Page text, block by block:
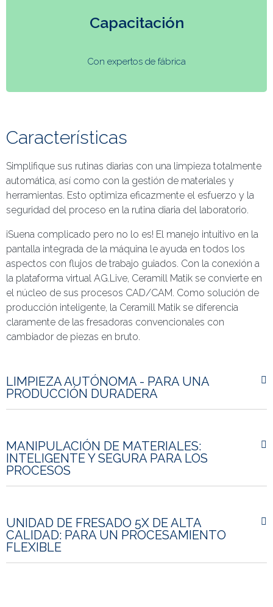
Capacitación
Con expertos de fábrica
Características
Simplifique sus rutinas diarias con una limpieza totalmente
automática, así como con la gestión de materiales y
herramientas. Esto optimiza eficazmente el esfuerzo y la
seguridad del proceso en la rutina diaria del laboratorio.
¡Suena complicado pero no lo es! El manejo intuitivo en la
pantalla integrada de la máquina le ayuda en todos los
aspectos con flujos de trabajo guiados. Con la conexión a
la plataforma virtual AG.Live, Ceramill Matik se convierte en
el núcleo de sus procesos CAD/CAM. Como solución de
producción inteligente, la Ceramill Matik se diferencia
claramente de las fresadoras convencionales con
cambiador de piezas en bruto.
LIMPIEZA AUTÓNOMA - PARA UNA
PRODUCCIÓN DURADERA
MANIPULACIÓN DE MATERIALES:
INTELIGENTE Y SEGURA PARA LOS
PROCESOS
UNIDAD DE FRESADO 5X DE ALTA
CALIDAD: PARA UN PROCESAMIENTO
FLEXIBLE